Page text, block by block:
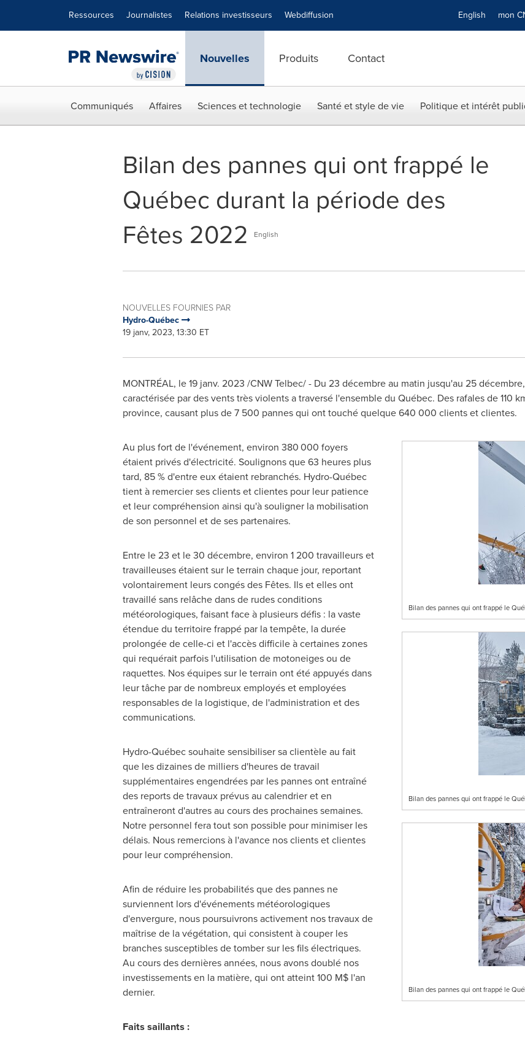
Ressources Journalistes Relations investisseurs Webdiffusion English mon
Nouvelles Produits Contact
Communiqués Affaires Sciences et technologie Santé et style de vie Politique et intérêt
Bilan des pannes qui ont frappé le
Québec durant la période des
Fêtes 2022
English
NOUVELLES FOURNIES PAR
Hydro-Québec
19 janv, 2023, 13:30 ET
MONTRÉAL, le 19 janv. 2023 /CNW Telbec/ - Du 23 décembre au matin jusqu'au 25
caractérisée par des vents très violents a traversé l'ensemble du Québec. Des rafales de 110
province, causant plus de 7 500 pannes qui ont touché quelque 640 000 clients et clientes.
Bilan des pannes qui ont frappé le
Bilan des pannes qui ont frappé le
Bilan des pannes qui ont frappé le
Au plus fort de l'événement, environ 380 000 foyers
étaient privés d'électricité. Soulignons que 63 heures plus
tard, 85 % d'entre eux étaient rebranchés. Hydro-Québec
tient à remercier ses clients et clientes pour leur patience
et leur compréhension ainsi qu'à souligner la mobilisation
de son personnel et de ses partenaires.
Entre le 23 et le 30 décembre, environ 1 200 travailleurs et
travailleuses étaient sur le terrain chaque jour, reportant
volontairement leurs congés des Fêtes. Ils et elles ont
travaillé sans relâche dans de rudes conditions
météorologiques, faisant face à plusieurs défis : la vaste
étendue du territoire frappé par la tempête, la durée
prolongée de celle-ci et l'accès difficile à certaines zones
qui requérait parfois l'utilisation de motoneiges ou de
raquettes. Nos équipes sur le terrain ont été appuyés dans
leur tâche par de nombreux employés et employées
responsables de la logistique, de l'administration et des
communications.
Hydro-Québec souhaite sensibiliser sa clientèle au fait
que les dizaines de milliers d'heures de travail
supplémentaires engendrées par les pannes ont entraîné
des reports de travaux prévus au calendrier et en
entraîneront d'autres au cours des prochaines semaines.
Notre personnel fera tout son possible pour minimiser les
délais. Nous remercions à l'avance nos clients et clientes
pour leur compréhension.
Afin de réduire les probabilités que des pannes ne
surviennent lors d'événements météorologiques
d'envergure, nous poursuivrons activement nos travaux de
maîtrise de la végétation, qui consistent à couper les
branches susceptibles de tomber sur les fils électriques.
Au cours des dernières années, nous avons doublé nos
investissements en la matière, qui ont atteint 100 M$ l'an
dernier.
Faits saillants :